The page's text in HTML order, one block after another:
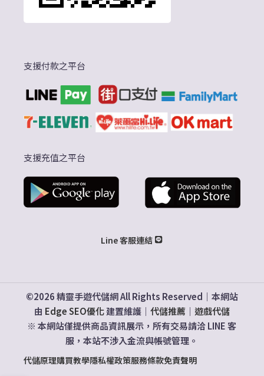
支援付款之平台
支援充值之平台
Line 客服連結
©2026 精靈手遊代儲網 All Rights Reserved｜本網站
由 Edge SEO優化建置維護｜ 代儲推薦｜ 遊戲代儲
※ 本網站僅提供商品資訊展示，所有交易請洽 LINE 客
服，本站不涉入金流與帳號管理。
代儲原理購買教學隱私權政策服務條款免責聲明